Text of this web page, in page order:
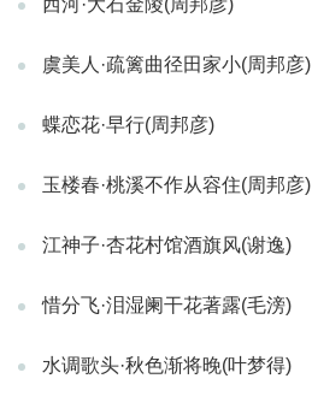
西河·大石金陵(周邦彦)
虞美人·疏篱曲径田家小(周邦彦)
蝶恋花·早行(周邦彦)
玉楼春·桃溪不作从容住(周邦彦)
江神子·杏花村馆酒旗风(谢逸)
惜分飞·泪湿阑干花著露(毛滂)
水调歌头·秋色渐将晚(叶梦得)